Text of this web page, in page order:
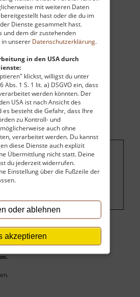
mit weiteren Daten
hast oder die du im
Dienste gesammelt hast.
und dem dir zustehenden
unserer Datenschutzerklärung.
in den USA durch
klickst, willigst du unter
1 S. 1 lit. a) DSGVO ein, dass
werden könnten. Der
USA ist nach Ansicht des
es besteht die Gefahr, dass Ihre
zu Kontroll- und
auch ohne
verarbeitet werden. Du kannst
diese Dienste auch explizit
Übermittlung nicht statt. Deine
du jederzeit widerrufen.
Einstellung über die Fußzeile der
oder ablehnen
akzeptieren
der unter den Resten der
sein soll.
zu finanzieren, wird
eingeblendet.Cookie-
ändern